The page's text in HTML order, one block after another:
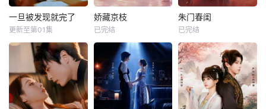
一旦被发现就完了
更新至第01集
娇藏京枝
已完结
朱门春闺
已完结